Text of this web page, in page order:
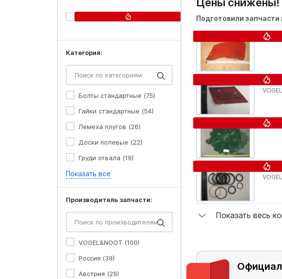
Категория:
Болты стандартные (75)
Гайки стандартные (54)
Лемеха плугов (26)
Доски полевые (22)
Груди отвала (19)
Показать все
Производитель запчасти:
VOGEL&NOOT (100)
Россия (39)
Австрия (29)
Подготовили
Диск
Показать весь